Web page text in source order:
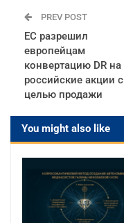
PREV POST
ЕС разрешил
европейцам
конвертацию DR на
российские акции с
целью продажи
You might also like